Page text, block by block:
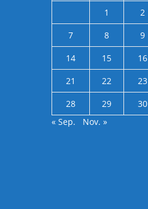
1 2
7
8 9
14
15 16
21
22 23
28
29 30
« Sep.
Nov. »